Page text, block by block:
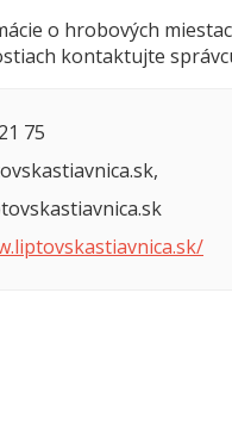
o hrobových
kontaktujte
75